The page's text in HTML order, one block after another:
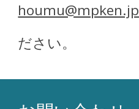
houmu@mpken.jp
ださい。